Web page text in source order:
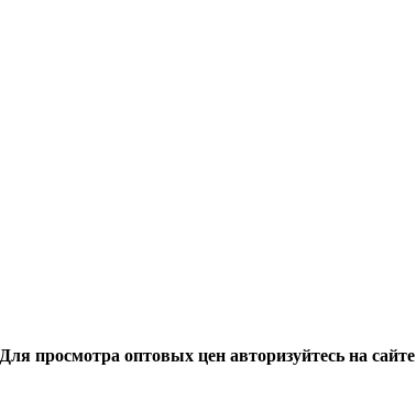
Для просмотра оптовых цен авторизуйтесь на сайте